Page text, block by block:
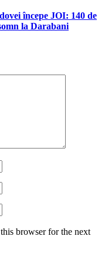
începe JOI: 140 de
la Darabani
browser for the next